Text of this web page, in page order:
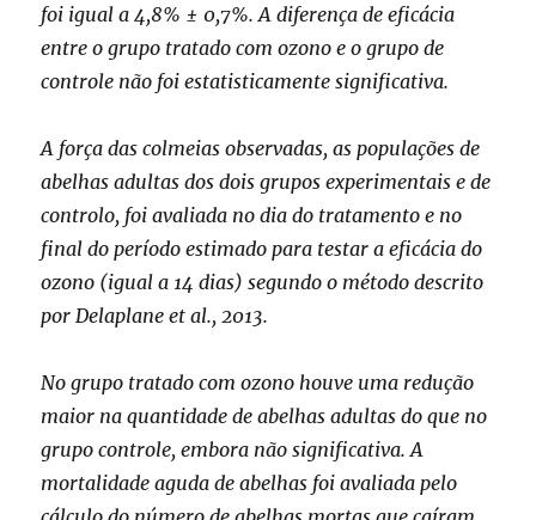
foi igual a 4,8% ± 0,7%. A diferença de eficácia
entre o grupo tratado com ozono e o grupo de
controle não foi estatisticamente significativa.
A força das colmeias observadas, as populações de
abelhas adultas dos dois grupos experimentais e de
controlo, foi avaliada no dia do tratamento e no
final do período estimado para testar a eficácia do
ozono (igual a 14 dias) segundo o método descrito
por Delaplane et al., 2013.
No grupo tratado com ozono houve uma redução
maior na quantidade de abelhas adultas do que no
grupo controle, embora não significativa. A
mortalidade aguda de abelhas foi avaliada pelo